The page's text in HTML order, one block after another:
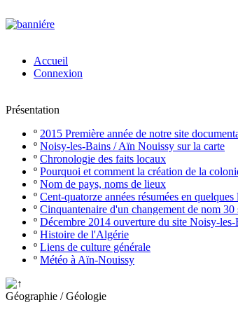
Accueil
Connexion
Présentation
º 2015 Première année de notre site
º Noisy-les-Bains / Aïn Nouissy sur la carte
º Chronologie des faits locaux
º Pourquoi et comment la création de la
º Nom de pays, noms de lieux
º Cent-quatorze années résumées en
º Cinquantenaire d'un changement de nom
º Décembre 2014 ouverture du site Noisy-
º Histoire de l'Algérie
º Liens de culture générale
º Météo à Aïn-Nouissy
Géographie / Géologie